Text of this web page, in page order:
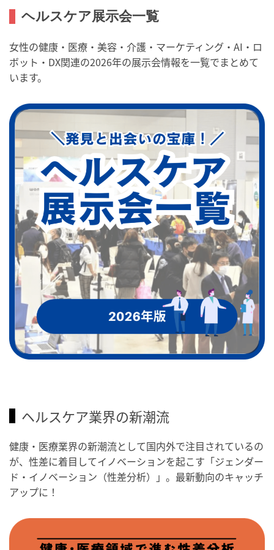
ヘルスケア展示会一覧
女性の健康・医療・美容・介護・マーケティング・AI・ロ
ボット・DX関連の2026年の展示会情報を一覧でまとめて
います。
ヘルスケア業界の新潮流
健康・医療業界の新潮流として国内外で注目されているの
が、性差に着目してイノベーションを起こす「ジェンダー
ド・イノベーション（性差分析）」。最新動向のキャッチ
アップに！